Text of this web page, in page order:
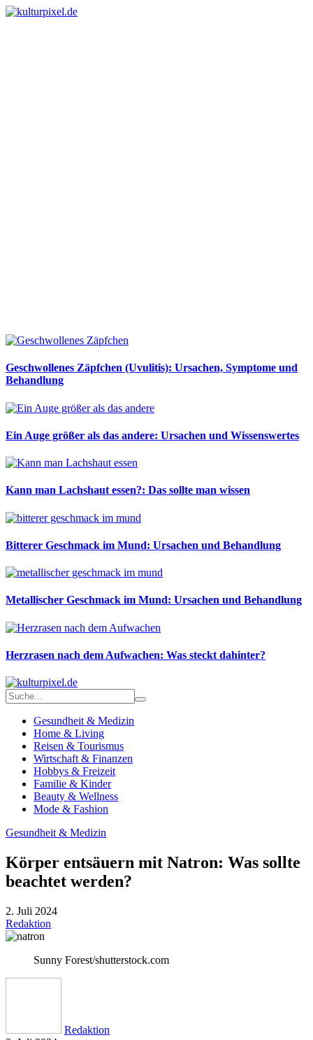
Geschwollenes Zäpfchen (Uvulitis): Ursachen, Symptome und
Behandlung
Ein Auge größer als das andere: Ursachen und Wissenswertes
Kann man Lachshaut essen?: Das sollte man wissen
Bitterer Geschmack im Mund: Ursachen und Behandlung
Metallischer Geschmack im Mund: Ursachen und Behandlung
Herzrasen nach dem Aufwachen: Was steckt dahinter?
Gesundheit & Medizin
Home & Living
Reisen & Tourismus
Wirtschaft & Finanzen
Hobbys & Freizeit
Familie & Kinder
Beauty & Wellness
Mode & Fashion
Gesundheit & Medizin
Körper entsäuern mit Natron: Was sollte
beachtet werden?
2. Juli 2024
Redaktion
Sunny Forest/shutterstock.com
Redaktion